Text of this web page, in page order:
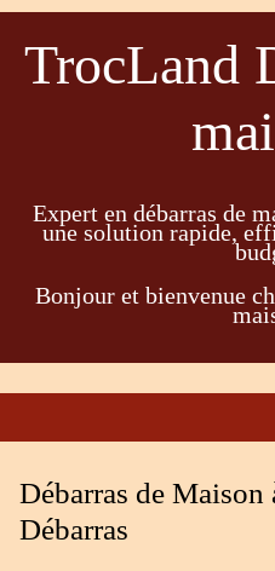
TrocLand
Expert en débarras de
une solution rapide,
Bonjour et bienvenue
Débarras de
Débarras